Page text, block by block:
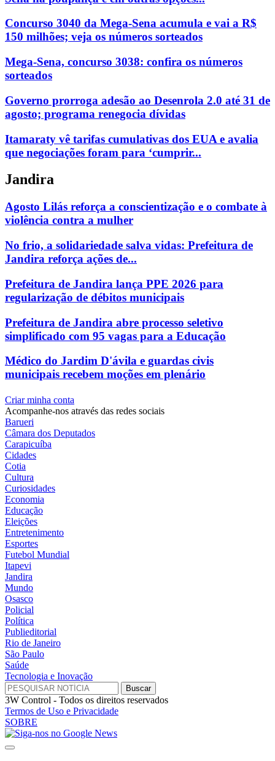
Concurso 3040 da Mega-Sena acumula e vai a R$
150 milhões; veja os números sorteados
Mega-Sena, concurso 3038: confira os números
sorteados
Governo prorroga adesão ao Desenrola 2.0 até 31 de
agosto; programa renegocia dívidas
Itamaraty vê tarifas cumulativas dos EUA e avalia
que negociações foram para ‘cumprir...
Jandira
Agosto Lilás reforça a conscientização e o combate à
violência contra a mulher
No frio, a solidariedade salva vidas: Prefeitura de
Jandira reforça ações de...
Prefeitura de Jandira lança PPE 2026 para
regularização de débitos municipais
Prefeitura de Jandira abre processo seletivo
simplificado com 95 vagas para a Educação
Médico do Jardim D'ávila e guardas civis
municipais recebem moções em plenário
Criar minha conta
Acompanhe-nos através das redes sociais
Barueri
Câmara dos Deputados
Carapicuíba
Cidades
Cotia
Cultura
Curiosidades
Economia
Educação
Eleições
Entretenimento
Esportes
Futebol Mundial
Itapevi
Jandira
Mundo
Osasco
Policial
Política
Publieditorial
Rio de Janeiro
São Paulo
Saúde
Tecnologia e Inovação
3W Control - Todos os direitos reservados
Termos de Uso e Privacidade
SOBRE